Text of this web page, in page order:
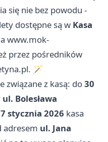
się nie bez powodu -
dostępne są w Kasa
www.mok-
przez pośredników
🪄
związane z kasą: do30
ul. Bolesława
7 stycznia 2026 kasa
adresem ul. Jana